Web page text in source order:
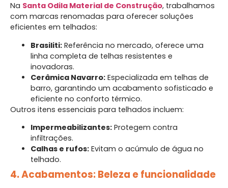
Na Santa Odila Material de Construção, trabalhamos
com marcas renomadas para oferecer soluções
eficientes em telhados:
Brasiliti: Referência no mercado, oferece uma
linha completa de telhas resistentes e
inovadoras.
Cerâmica Navarro: Especializada em telhas de
barro, garantindo um acabamento sofisticado e
eficiente no conforto térmico.
Outros itens essenciais para telhados incluem:
Impermeabilizantes: Protegem contra
infiltrações.
Calhas e rufos: Evitam o acúmulo de água no
telhado.
4. Acabamentos: Beleza e funcionalidade